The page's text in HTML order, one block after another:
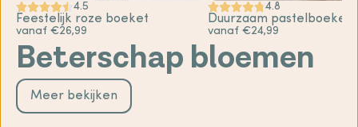
4.5
Feestelijk roze boeket
vanaf €26,99
4.8
Duurzaam pastelboeket
vanaf €24,99
Beterschap bloemen
Meer bekijken